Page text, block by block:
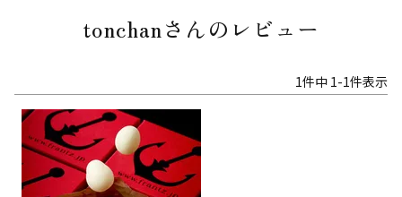
tonchanさんのレビュー
1件中 1-1件表示